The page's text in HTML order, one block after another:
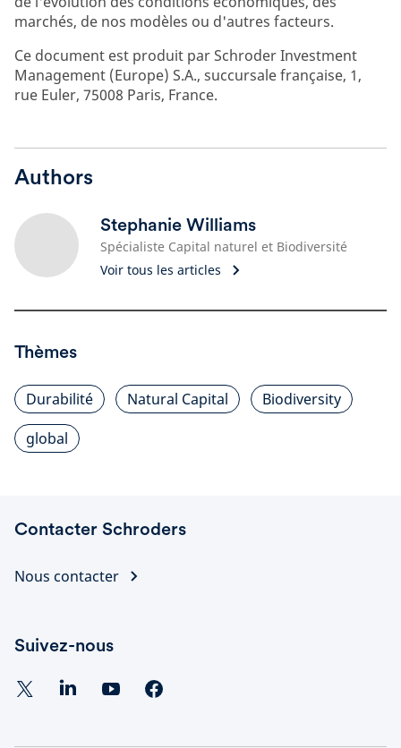
marchés, de nos modèles ou d'autres facteurs.
Ce document est produit par Schroder Investment
Management (Europe) S.A., succursale française, 1,
rue Euler, 75008 Paris, France.
Authors
Stephanie Williams
Spécialiste Capital naturel et Biodiversité
Voir tous les articles
Thèmes
Durabilité Natural Capital
Biodiversity
global
Contacter Schroders
Nous contacter
Suivez-nous